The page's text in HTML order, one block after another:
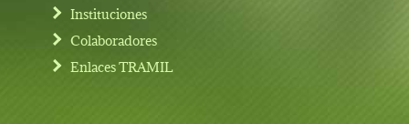
Instituciones
Colaboradores
Enlaces TRAMIL